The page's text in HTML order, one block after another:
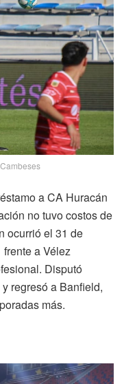
aCA Huracán
no tuvo costos de
ocurrió el 31 de
a Vélez
Disputó
regresó a Banfield,
más.